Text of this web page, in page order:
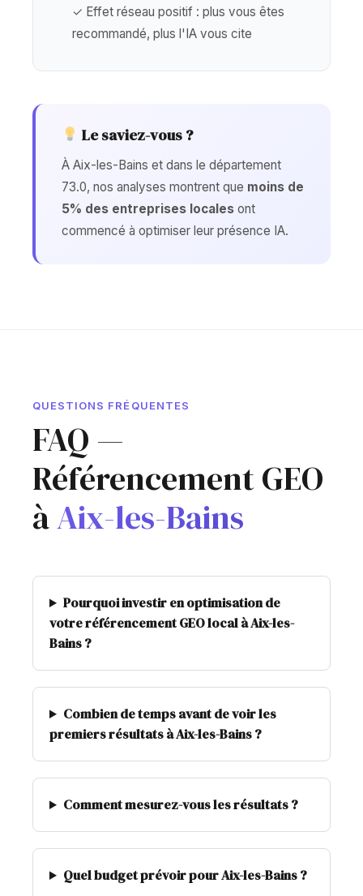
✓ Effet réseau positif : plus vous êtes
recommandé, plus l'IA vous cite
Le saviez-vous ?
À Aix-les-Bains et dans le département
73.0, nos analyses montrent que moins de
5% des entreprises locales ont
commencé à optimiser leur présence IA.
QUESTIONS FRÉQUENTES
FAQ —
Référencement GEO
àAix-les-Bains
Pourquoi investir en optimisation de
votre référencement GEO local à Aix-les-
Bains ?
Combien de temps avant de voir les
premiers résultats à Aix-les-Bains ?
Comment mesurez-vous les résultats ?
Quel budget prévoir pour Aix-les-Bains ?